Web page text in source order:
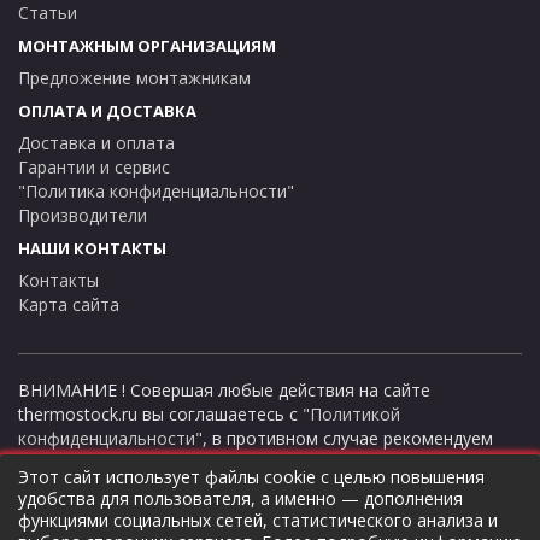
Давление 6 бар
Габаритные размеры 510/180/100
Вес брутто 5,2 кг
Артикул 1925003
Статьи
МОНТАЖНЫМ ОРГАНИЗАЦИЯМ
Предложение монтажникам
ОПЛАТА И ДОСТАВКА
Доставка и оплата
Гарантии и сервис
"Политика конфиденциальности"
Производители
НАШИ КОНТАКТЫ
Контакты
Карта сайта
ВНИМАНИЕ ! Совершая любые действия на сайте
thermostock.ru вы соглашаетесь с "Политикой
конфиденциальности", в противном случае рекомендуем
покинуть данный сайт. Цены и информация представлена на
данном сайте в ознакомительных целях и не являются
публичной офертой ни при каких обстоятельствах!
ТермоСток - все для отопления и водоснабжения © 2026
Этот сайт использует файлы cookie с целью повышения
удобства для пользователя, а именно — дополнения
функциями социальных сетей, статистического анализа и